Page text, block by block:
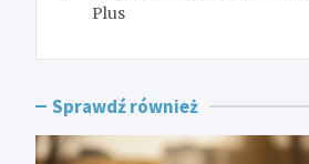
Plus
Sprawdź również